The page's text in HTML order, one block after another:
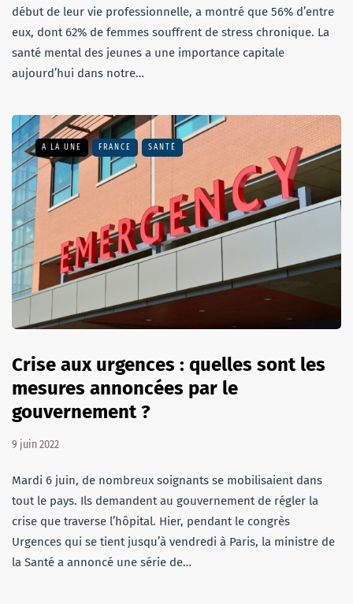
début de leur vie professionnelle, a montré que 56% d’entre
eux, dont 62% de femmes souffrent de stress chronique. La
santé mental des jeunes a une importance capitale
aujourd’hui dans notre…
A LA UNE FRANCE SANTÉ
Crise aux urgences : quelles sont les
mesures annoncées par le
gouvernement ?
9 juin 2022
Mardi 6 juin, de nombreux soignants se mobilisaient dans
tout le pays. Ils demandent au gouvernement de régler la
crise que traverse l’hôpital. Hier, pendant le congrès
Urgences qui se tient jusqu’à vendredi à Paris, la ministre de
la Santé a annoncé une série de…